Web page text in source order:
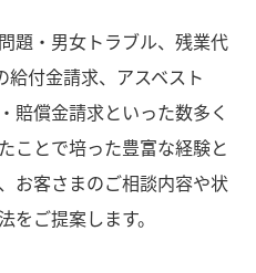
題・男女トラブル、残業代
付金請求、アスベスト
賠償金請求といった数多く
ことで培った豊富な経験と
お客さまのご相談内容や状
をご提案します。